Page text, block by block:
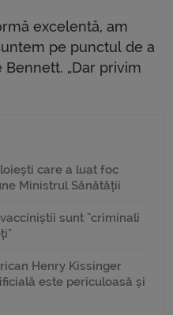
excelentă, am
pe punctul de a
Bennett. „Dar privim
care a luat foc
Ministrul Sănătății
sunt "criminali
Henry Kissinger
este periculoasă și